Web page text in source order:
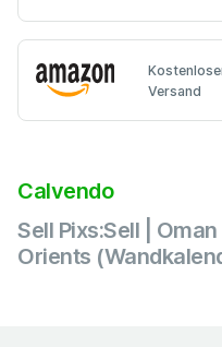
Versand
Calvendo
Sell Pixs:Sell |
Orients